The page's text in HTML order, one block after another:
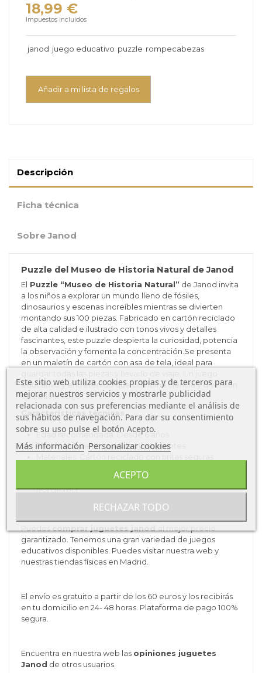
18,99 €
Impuestos incluidos
janod juego educativo puzzle rompecabezas
Añadir a mi lista de regalos
Descripción
Ficha técnica
Sobre Janod
Puzzle del Museo de Historia Natural de Janod
El Puzzle “Museo de Historia Natural” de Janod invita
a los niños a explorar un mundo lleno de fósiles,
dinosaurios y escenas increíbles mientras se divierten
montando sus 100 piezas. Fabricado en cartón reciclado
de alta calidad e ilustrado con tonos vivos y detalles
fascinantes, este puzzle despierta la curiosidad, potencia
la observación y fomenta la concentración.Se presenta
en un maletín de cartón con asa de tela, ideal para
educativo y entretenido que combina ciencia y diversión
en cada encaje.
Características técnicas
Edad recomendada: Desde 6 años
Piezas: 100 piezas grandes y resistentes
Presentación: Caja maletín de cartón ilustrado con
asa de tela
Compra Juguetes Janod
garantizado. Tenemos una gran variedad de juegos
educativos disponibles. Puedes visitar nuestra web y
nuestras tiendas físicas en Madrid.
El envío es gratuito a partir de los 60 euros y los recibirás
en tu domicilio en 24- 48 horas. Plataforma de pago 100%
segura.
Encuentra en nuestra web las opiniones juguetes
Janod de otros usuarios.
Este sitio web utiliza cookies propias y de terceros para
mejorar nuestros servicios y mostrarle publicidad
relacionada con sus preferencias mediante el análisis de
sus hábitos de navegación. Para dar su consentimiento
sobre su uso pulse el botón Acepto.
Más información Personalizar cookies
RECHAZAR TODO
ACEPTO